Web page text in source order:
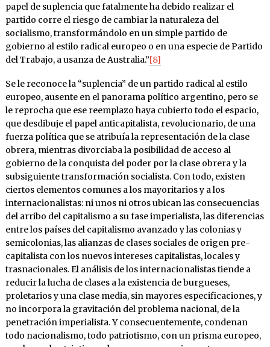
papel de suplencia que fatalmente ha debido realizar el
partido corre el riesgo de cambiar la naturaleza del
socialismo, transformándolo en un simple partido de
gobierno al estilo radical europeo o en una especie de Partido
del Trabajo, a usanza de Australia.”[8]
Se le reconoce la “suplencia” de un partido radical al estilo
europeo, ausente en el panorama político argentino, pero se
le reprocha que ese reemplazo haya cubierto todo el espacio,
que desdibuje el papel anticapitalista, revolucionario, de una
fuerza política que se atribuía la representación de la clase
obrera, mientras divorciaba la posibilidad de acceso al
gobierno de la conquista del poder por la clase obrera y la
subsiguiente transformación socialista. Con todo, existen
ciertos elementos comunes a los mayoritarios y a los
internacionalistas: ni unos ni otros ubican las consecuencias
del arribo del capitalismo a su fase imperialista, las diferencias
entre los países del capitalismo avanzado y las colonias y
semicolonias, las alianzas de clases sociales de origen pre-
capitalista con los nuevos intereses capitalistas, locales y
trasnacionales. El análisis de los internacionalistas tiende a
reducir la lucha de clases a la existencia de burgueses,
proletarios y una clase media, sin mayores especificaciones, y
no incorpora la gravitación del problema nacional, de la
penetración imperialista. Y consecuentemente, condenan
todo nacionalismo, todo patriotismo, con un prisma europeo,